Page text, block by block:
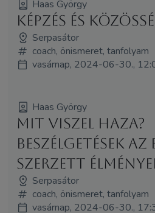
Haas György
Képzés és
Serpasátor
coach, önismeret, tanfolyam
vasárnap, 2024-06-30.,
Haas György
Mit viszel haza?
Beszélgetések az
szerzett
Serpasátor
coach, önismeret, tanfolyam
vasárnap, 2024-06-30.,